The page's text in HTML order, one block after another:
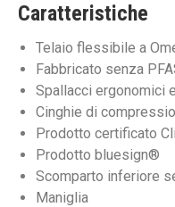
Caratteristiche
Telaio flessibile a
Fabbricato senza
Spallacci ergonomici
Cinghie di
Prodotto certificato
Prodotto bluesign®
Scomparto inferiore
Maniglia